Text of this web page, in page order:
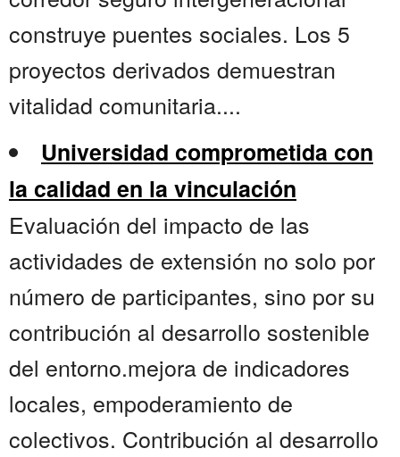
construye puentes sociales. Los 5
proyectos derivados demuestran
vitalidad comunitaria....
Universidad comprometida con
la calidad en la vinculación
Evaluación del impacto de las
actividades de extensión no solo por
número de participantes, sino por su
contribución al desarrollo sostenible
del entorno.mejora de indicadores
locales, empoderamiento de
colectivos. Contribución al desarrollo